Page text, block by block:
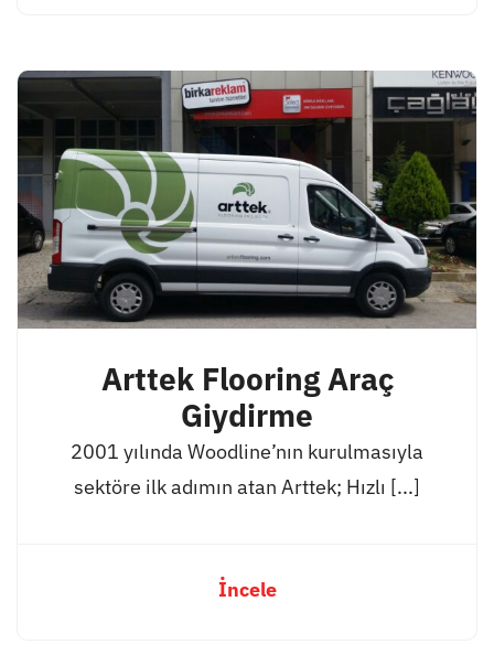
Arttek Flooring Araç
Giydirme
2001 yılında Woodline’nın kurulmasıyla
sektöre ilk adımın atan Arttek; Hızlı [...]
İncele